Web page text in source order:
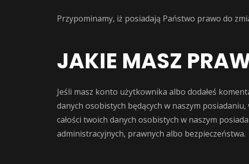
Przypominamy, iż posiadają Państwo prawo do
JAKIE MASZ
Jeśli masz konto użytkownika albo dodałeś
danych osobistych będących w naszym
całości twoich danych osobistych w naszym
administracyjnych, prawnych albo bezpieczeństwa.